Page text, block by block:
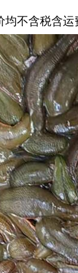
均不含税含